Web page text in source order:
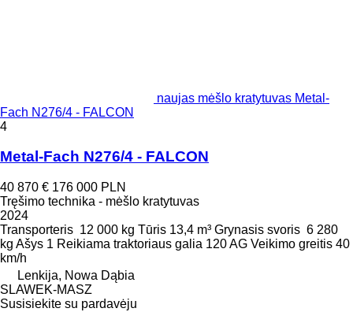
naujas mėšlo kratytuvas Metal-
Fach N276/4 - FALCON
4
Metal-Fach N276/4 - FALCON
40 870 € 176 000 PLN
Tręšimo technika - mėšlo kratytuvas
2024
Transporteris 12 000 kg Tūris 13,4 m³ Grynasis svoris 6 280
kg Ašys 1 Reikiama traktoriaus galia 120 AG Veikimo greitis 40
km/h
Lenkija, Nowa Dąbia
SLAWEK-MASZ
Susisiekite su pardavėju